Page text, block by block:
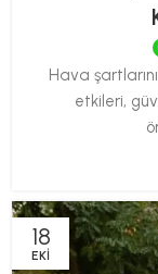
Hava
etkileri,
18
EKI